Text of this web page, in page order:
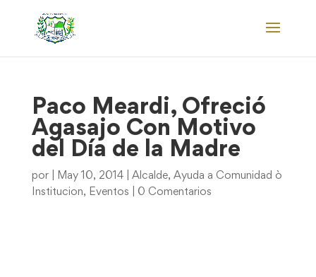
Paco Meardi, Ofreció
Agasajo Con Motivo
del Día de la Madre
por May 10, 2014| Alcalde, Ayuda a Comunidad ò
Institucion, Eventos 0 Comentarios